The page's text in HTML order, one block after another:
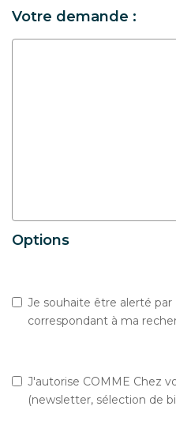
Votre demande :
Options
Je souhaite être alerté
correspondant à ma
J'autorise COMME Chez
(newsletter, sélection de